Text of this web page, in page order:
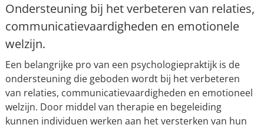
Ondersteuning bij het verbeteren van relaties,
communicatievaardigheden en emotionele
welzijn.
Een belangrijke pro van een psychologiepraktijk is de
ondersteuning die geboden wordt bij het verbeteren
van relaties, communicatievaardigheden en emotioneel
welzijn. Door middel van therapie en begeleiding
kunnen individuen werken aan het versterken van hun